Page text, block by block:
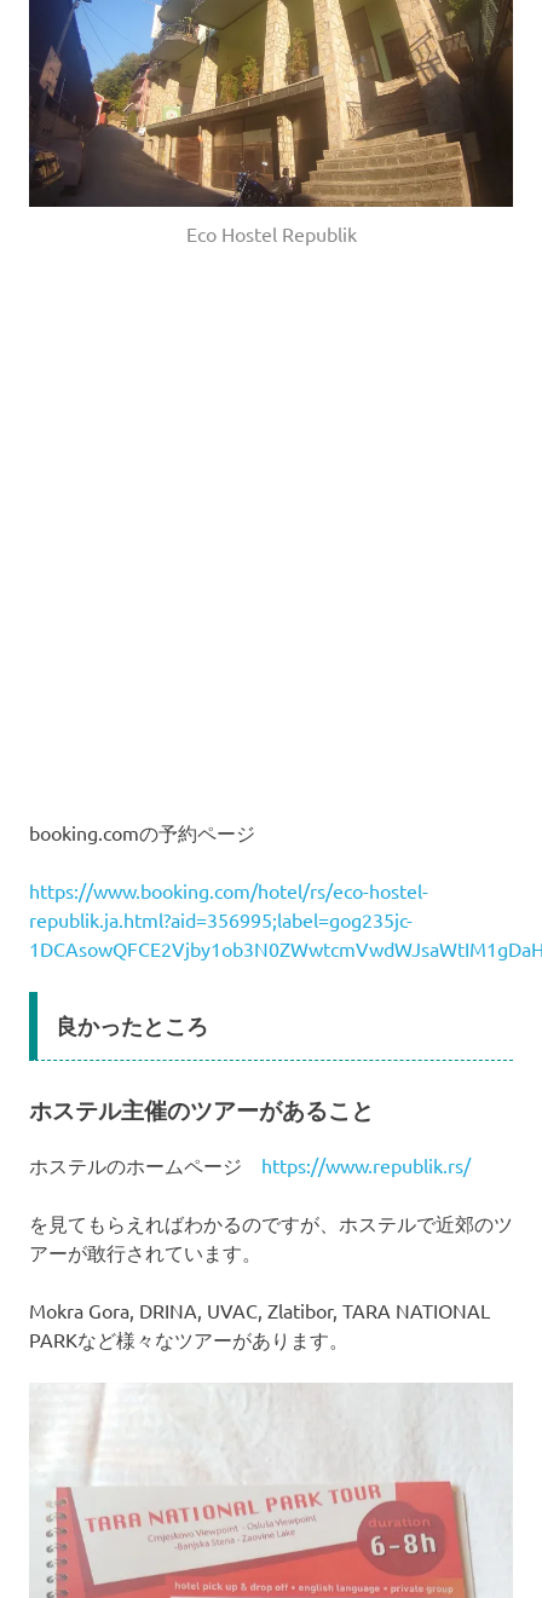
Eco Hostel Republik
booking.comの予約ページ
https://www.booking.com/hotel/rs/eco-hostel-
republik.ja.html?aid=356995;label=gog235jc-
良かったところ
ホステル主催のツアーがあること
ホステルのホームページ https://www.republik.rs/
を見てもらえればわかるのですが、ホステルで近郊のツ
アーが敢行されています。
Mokra Gora, DRINA, UVAC, Zlatibor, TARA NATIONAL
PARKなど様々なツアーがあります。